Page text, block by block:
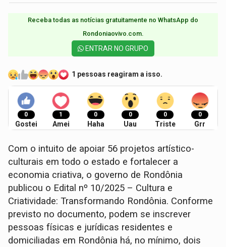
Receba todas as notícias gratuitamente no WhatsApp do
Rondoniaovivo.com.​
ENTRAR NO GRUPO
1 pessoas reagiram a isso.
0
Gostei
1
Amei
0
Haha
0
Uau
0
Triste
0
Grr
Com o intuito de apoiar 56 projetos artístico-
culturais em todo o estado e fortalecer a
economia criativa, o governo de Rondônia
publicou o Edital nº 10/2025 – Cultura e
Criatividade: Transformando Rondônia. Conforme
previsto no documento, podem se inscrever
pessoas físicas e jurídicas residentes e
domiciliadas em Rondônia há, no mínimo, dois